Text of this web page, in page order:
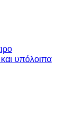
υπόλοιπα